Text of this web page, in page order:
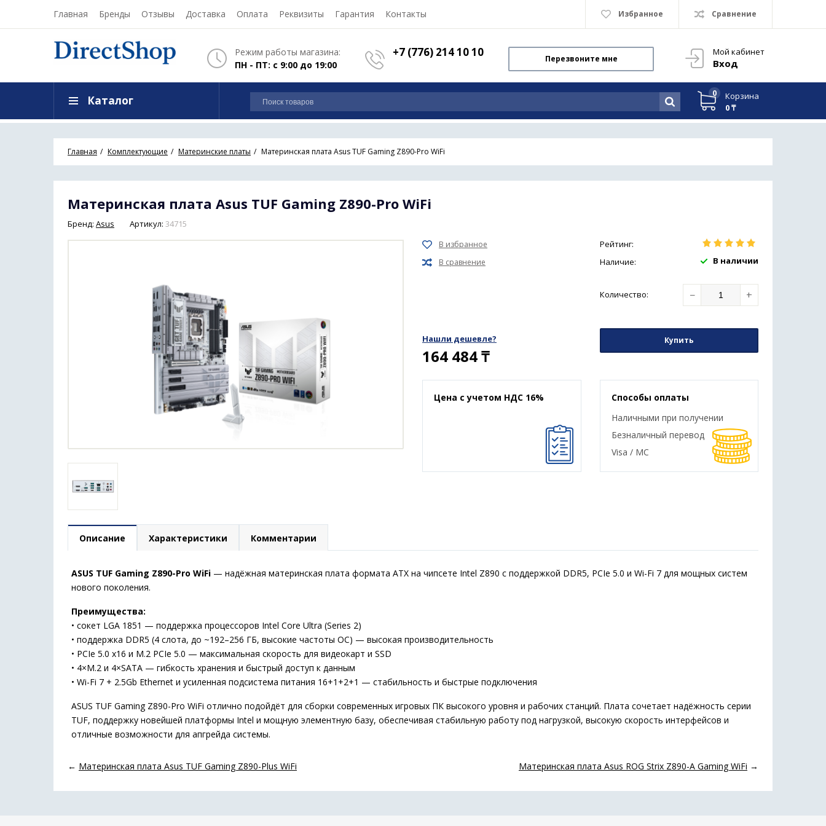
Главная Бренды Отзывы Доставка Оплата Реквизиты Гарантия Контакты Избранное Сравнение
Мой кабинет
Вход
Режим работы магазина:
ПН - ПТ: с 9:00 до 19:00
+7 (776) 214 10 10 Перезвоните мне
0
Корзина
0 ₸
Каталог
Главная Комплектующие Материнские платы Материнская плата Asus TUF Gaming Z890-Pro WiFi
Материнская плата Asus TUF Gaming Z890-Pro WiFi
Бренд: Asus Артикул: 34715
Рейтинг:
Наличие:
В наличии
Количество: − +
Нашли дешевле?
164 484₸
Купить
Цена с учетом НДС 16%
Способы оплаты
Наличными при получении
Безналичный перевод
Visa / MC
Описание Характеристики Комментарии
ASUS TUF Gaming Z890-Pro WiFi — надёжная материнская плата формата ATX на чипсете Intel Z890 с поддержкой DDR5, PCIe 5.0 и Wi-Fi 7 для мощных систем
нового поколения.
Преимущества:
• сокет LGA 1851 — поддержка процессоров Intel Core Ultra (Series 2)
• поддержка DDR5 (4 слота, до ~192–256 ГБ, высокие частоты OC) — высокая производительность
• PCIe 5.0 x16 и M.2 PCIe 5.0 — максимальная скорость для видеокарт и SSD
• 4×M.2 и 4×SATA — гибкость хранения и быстрый доступ к данным
• Wi-Fi 7 + 2.5Gb Ethernet и усиленная подсистема питания 16+1+2+1 — стабильность и быстрые подключения
ASUS TUF Gaming Z890-Pro WiFi отлично подойдёт для сборки современных игровых ПК высокого уровня и рабочих станций. Плата сочетает надёжность серии
TUF, поддержку новейшей платформы Intel и мощную элементную базу, обеспечивая стабильную работу под нагрузкой, высокую скорость интерфейсов и
отличные возможности для апгрейда системы.
← Материнская плата Asus TUF Gaming Z890-Plus WiFi Материнская плата Asus ROG Strix Z890-A Gaming WiFi →